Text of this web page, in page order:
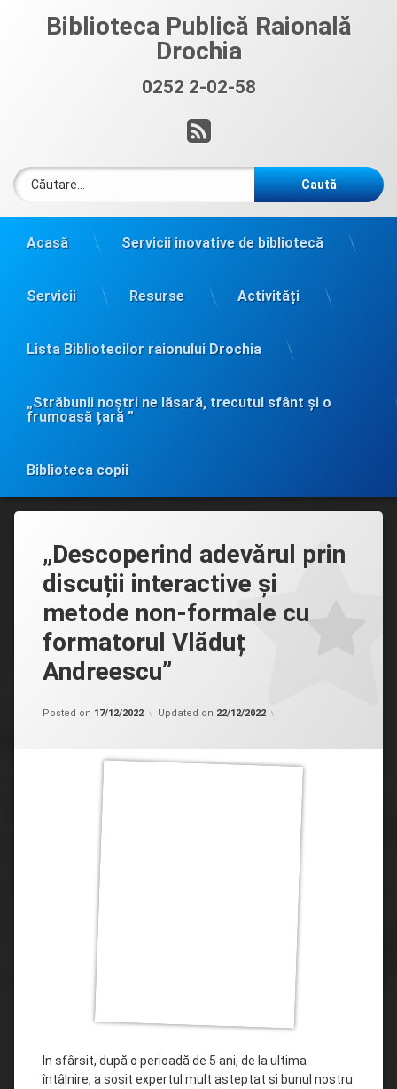
Biblioteca Publică Raională
Drochia
0252 2-02-58
RSS
Caută după:
Acasă Servicii inovative de bibliotecă
Servicii Resurse Activități
Lista Bibliotecilor raionului Drochia
„Străbunii noștri ne lăsară, trecutul sfânt și o
frumoasă țară ”
Biblioteca copii
„Descoperind adevărul prin
discuții interactive și
metode non-formale cu
formatorul Vlăduț
Andreescu”
Posted on 17/12/2022 Updated on 22/12/2022
In sfârsit, după o perioadă de 5 ani, de la ultima
întâlnire, a sosit expertul mult asteptat si bunul nostru